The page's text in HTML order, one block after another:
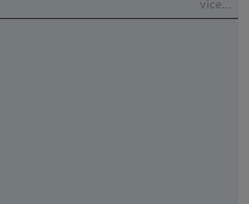
více...